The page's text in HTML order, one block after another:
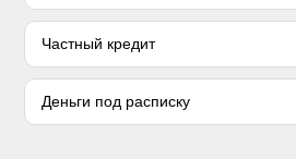
Частный кредит
Деньги под расписку